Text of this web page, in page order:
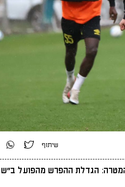
שיתוף
המטרה: הגדלת ההפרש מהפועל ב״ש